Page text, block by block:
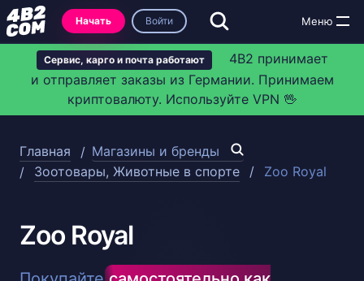
Сервис, карго и почта работают
4B2 принимает
и отправляет заказы из Германии. Принимаем
криптовалюту. Используйте VPN 🖖
Начать Войти
Главная
Магазины и бренды
Зоотовары, Животные в спорте
Zoo Royal
Zoo Royal